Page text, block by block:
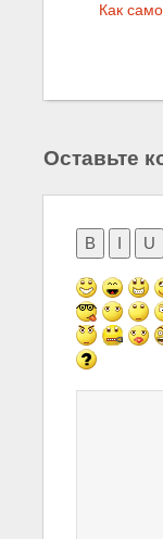
Как
Оставьте
B I U